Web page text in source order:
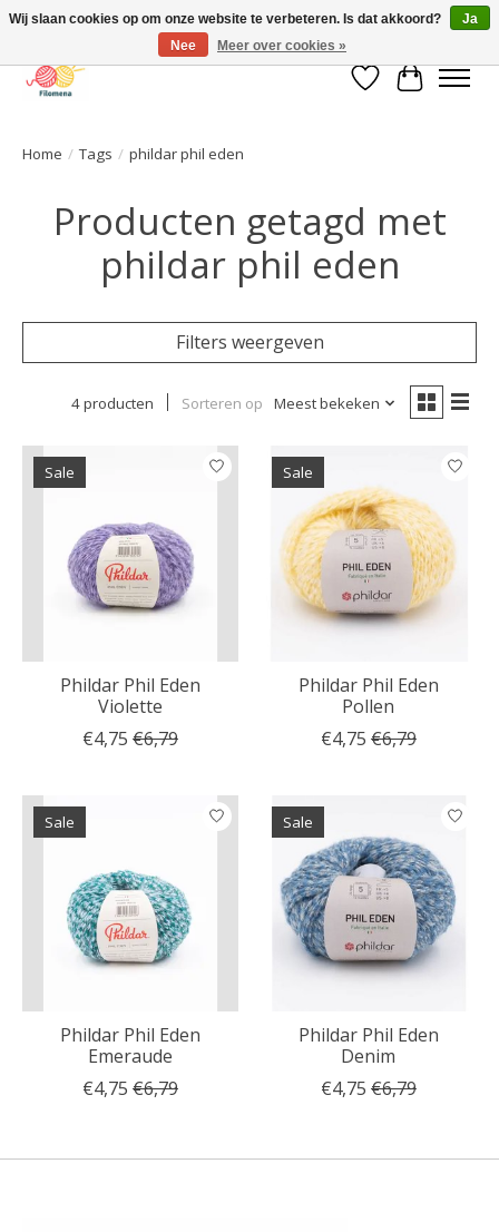
Verlanglijst
Home / Tags / phildar phil eden
Producten getagd met
phildar phil eden
Filters weergeven
4 producten Sorteren op Meest bekeken
Sale
Phildar Phil Eden
Violette
€4,75 €6,79
Sale
Phildar Phil Eden
Pollen
€4,75 €6,79
Sale
Phildar Phil Eden
Emeraude
€4,75 €6,79
Sale
Phildar Phil Eden
Denim
€4,75 €6,79
Wij slaan cookies op om onze website te verbeteren. Is dat akkoord?
Ja
Nee
Meer over cookies »